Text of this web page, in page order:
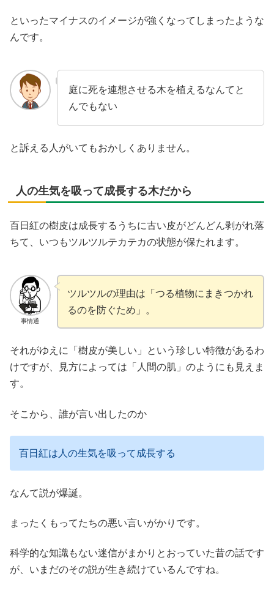
といったマイナスのイメージが強くなってしまったような
んです。
庭に死を連想させる木を植えるなんてと
んでもない
と訴える人がいてもおかしくありません。
人の生気を吸って成長する木だから
百日紅の樹皮は成長するうちに古い皮がどんどん剥がれ落
ちて、いつもツルツルテカテカの状態が保たれます。
事情通
ツルツルの理由は「つる植物にまきつかれ
るのを防ぐため」。
それがゆえに「樹皮が美しい」という珍しい特徴があるわ
けですが、見方によっては「人間の肌」のようにも見えま
す。
そこから、誰が言い出したのか
百日紅は人の生気を吸って成長する
なんて説が爆誕。
まったくもってたちの悪い言いがかりです。
科学的な知識もない迷信がまかりとおっていた昔の話です
が、いまだのその説が生き続けているんですね。